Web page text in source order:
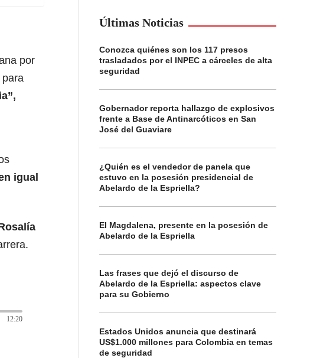
por
para
igual
12:20
Últimas Noticias
Conozca quiénes son los 117 presos
trasladados por el INPEC a cárceles de alta
seguridad
Gobernador reporta hallazgo de explosivos
frente a Base de Antinarcóticos en San
José del Guaviare
¿Quién es el vendedor de panela que
estuvo en la posesión presidencial de
Abelardo de la Espriella?
El Magdalena, presente en la posesión de
Abelardo de la Espriella
Las frases que dejó el discurso de
Abelardo de la Espriella: aspectos clave
para su Gobierno
Estados Unidos anuncia que destinará
US$1.000 millones para Colombia en temas
de seguridad